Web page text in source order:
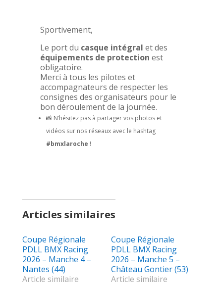
Sportivement,
Le port du casque intégral et des
équipements de protection est
obligatoire.
Merci à tous les pilotes et
accompagnateurs de respecter les
consignes des organisateurs pour le
bon déroulement de la journée.
📸 N’hésitez pas à partager vos photos et
vidéos sur nos réseaux avec le hashtag
#bmxlaroche !
Articles similaires
Coupe Régionale
PDLL BMX Racing
2026 – Manche 4 –
Nantes (44)
Article similaire
Coupe Régionale
PDLL BMX Racing
2026 – Manche 5 –
Château Gontier (53)
Article similaire